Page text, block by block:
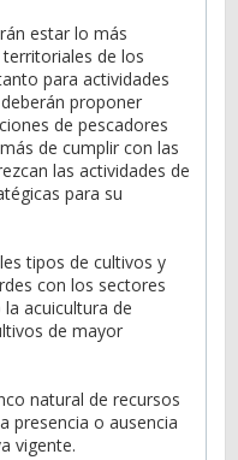
estar lo más
de los
para actividades
proponer
de pescadores
de cumplir con las
las actividades de
para su
tipos de cultivos y
con los sectores
acuicultura de
de mayor
natural de recursos
presencia o ausencia
vigente.